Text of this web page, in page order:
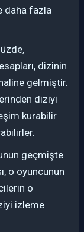
daha fazla
dizinin
gelmiştir.
diziyi
kurabilir
geçmişte
o oyuncunun
o
izleme